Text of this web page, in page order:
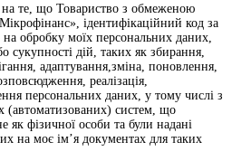
те, що Товариство з обмеженою
ідентифікаційний код за
обробку моїх персональних даних,
сукупності дій, таких як збирання,
адаптування,зміна, поновлення,
реалізація,
персональних даних, у тому числі з
(автоматизованих) систем, що
як фізичної особи та були надані
на моє ім’я документах для таких